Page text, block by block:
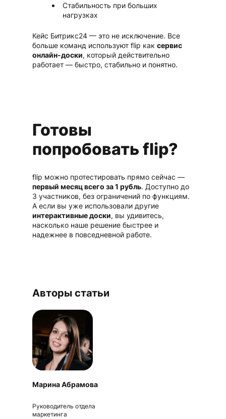
Стабильность при больших
нагрузках
Кейс Битрикс24 — это не исключение. Все
больше команд используют flip как сервис
онлайн-доски, который действительно
работает — быстро, стабильно и понятно.
Готовы
попробовать flip?
flip можно протестировать прямо сейчас —
первый месяц всего за 1 рубль. Доступно до
3 участников, без ограничений по функциям.
А если вы уже использовали другие
интерактивные доски, вы удивитесь,
насколько наше решение быстрее и
надежнее в повседневной работе.
Авторы статьи
Марина Абрамова
Руководитель отдела
маркетинга